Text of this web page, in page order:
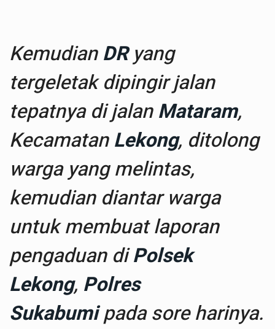
KemudianDRyang
tergeletak dipingir jalan
tepatnya di jalanMataram,
KecamatanLekong, ditolong
warga yang melintas,
kemudian diantar warga
untuk membuat laporan
pengaduan diPolsek
Lekong, Polres
Sukabumipada sore harinya.